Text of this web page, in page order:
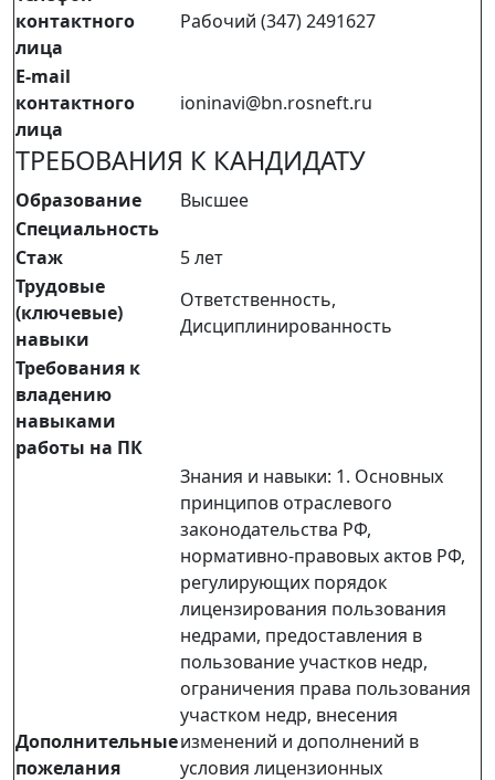
контактного
лица
Рабочий (347) 2491627
E-mail
контактного
лица
ioninavi@bn.rosneft.ru
ТРЕБОВАНИЯ К КАНДИДАТУ
Образование
Высшее
Специальность
Стаж
5 лет
Трудовые
(ключевые)
навыки
Ответственность,
Дисциплинированность
Требования к
владению
навыками
работы на ПК
Дополнительные
пожелания
Знания и навыки: 1. Основных
принципов отраслевого
законодательства РФ,
нормативно-правовых актов РФ,
регулирующих порядок
лицензирования пользования
недрами, предоставления в
пользование участков недр,
ограничения права пользования
участком недр, внесения
изменений и дополнений в
условия лицензионных